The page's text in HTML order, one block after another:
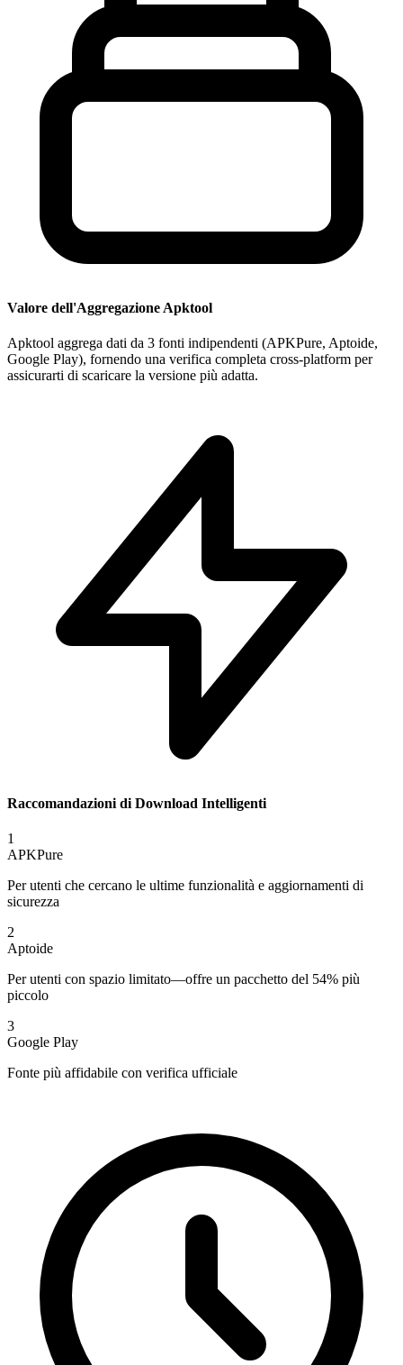
Valore dell'Aggregazione Apktool
Apktool aggrega dati da 3 fonti indipendenti (APKPure, Aptoide,
Google Play), fornendo una verifica completa cross-platform per
assicurarti di scaricare la versione più adatta.
Raccomandazioni di Download Intelligenti
1
APKPure
Per utenti che cercano le ultime funzionalità e aggiornamenti di
sicurezza
2
Aptoide
Per utenti con spazio limitato—offre un pacchetto del 54% più
piccolo
3
Google Play
Fonte più affidabile con verifica ufficiale